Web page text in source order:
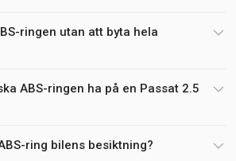
ringen utan att byta hela
ABS-ringen ha på en Passat 2.5
ring bilens besiktning?